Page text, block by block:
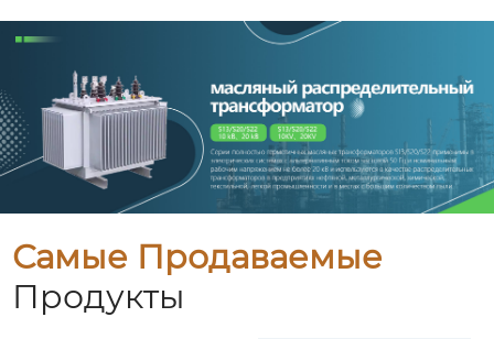
Самые Продаваемые
Продукты